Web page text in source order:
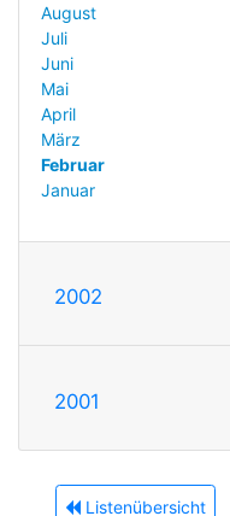
August
Juli
Juni
Mai
April
März
Februar
Januar
2002
2001
Listenübersicht